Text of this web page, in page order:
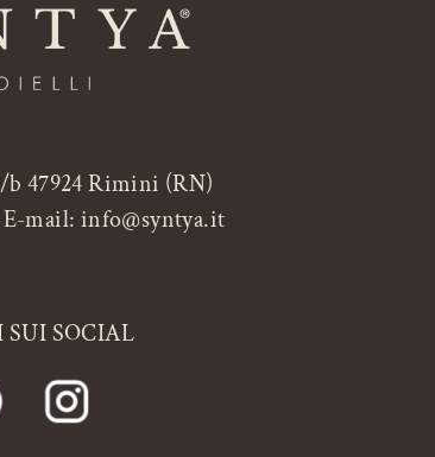
47924 Rimini (RN)
mail: info@syntya.it
SUI SOCIAL